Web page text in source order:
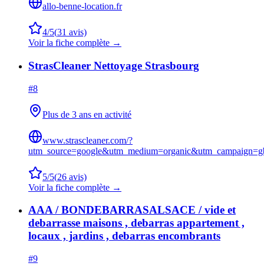
allo-benne-location.fr
4/5(31 avis)
Voir la fiche complète →
StrasCleaner Nettoyage Strasbourg
#8
Plus de 3 ans en activité
www.strascleaner.com/?
5/5(26 avis)
Voir la fiche complète →
AAA / BONDEBARRASALSACE / vide et
debarrasse maisons , debarras appartement ,
locaux , jardins , debarras encombrants
#9